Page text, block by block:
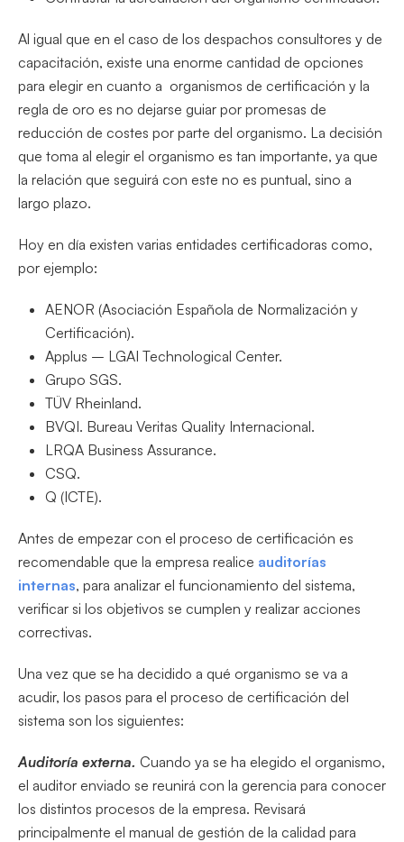
Al igual que en el caso de los despachos consultores y de
capacitación, existe una enorme cantidad de opciones
para elegir en cuanto a organismos de certificación y la
regla de oro es no dejarse guiar por promesas de
reducción de costes por parte del organismo. La decisión
que toma al elegir el organismo es tan importante, ya que
la relación que seguirá con este no es puntual, sino a
largo plazo.
Hoy en día existen varias entidades certificadoras como,
por ejemplo:
AENOR (Asociación Española de Normalización y
Certificación).
Applus – LGAI Technological Center.
Grupo SGS.
TÜV Rheinland.
BVQI. Bureau Veritas Quality Internacional.
LRQA Business Assurance.
CSQ.
Q (ICTE).
Antes de empezar con el proceso de certificación es
recomendable que la empresa realice auditorías
internas, para analizar el funcionamiento del sistema,
verificar si los objetivos se cumplen y realizar acciones
correctivas.
Una vez que se ha decidido a qué organismo se va a
acudir, los pasos para el proceso de certificación del
sistema son los siguientes:
Auditoría externa. Cuando ya se ha elegido el organismo,
el auditor enviado se reunirá con la gerencia para conocer
los distintos procesos de la empresa. Revisará
principalmente el manual de gestión de la calidad para